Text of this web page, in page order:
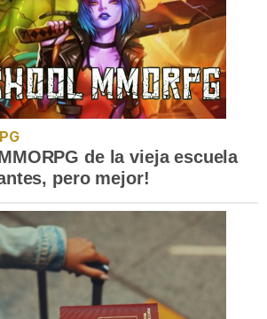
de la vieja escuela
pero mejor!